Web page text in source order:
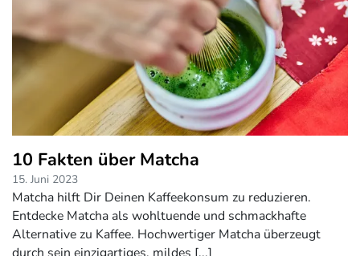
10 Fakten über Matcha
15. Juni 2023
Matcha hilft Dir Deinen Kaffeekonsum zu reduzieren.
Entdecke Matcha als wohltuende und schmackhafte
Alternative zu Kaffee. Hochwertiger Matcha überzeugt